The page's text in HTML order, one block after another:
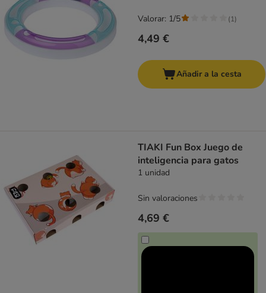
4,49 €
Valorar: 1/5 (1)
Añadir a la cesta
TIAKI Fun Box Juego de
inteligencia para gatos
1 unidad
4,69 €
Sin valoraciones